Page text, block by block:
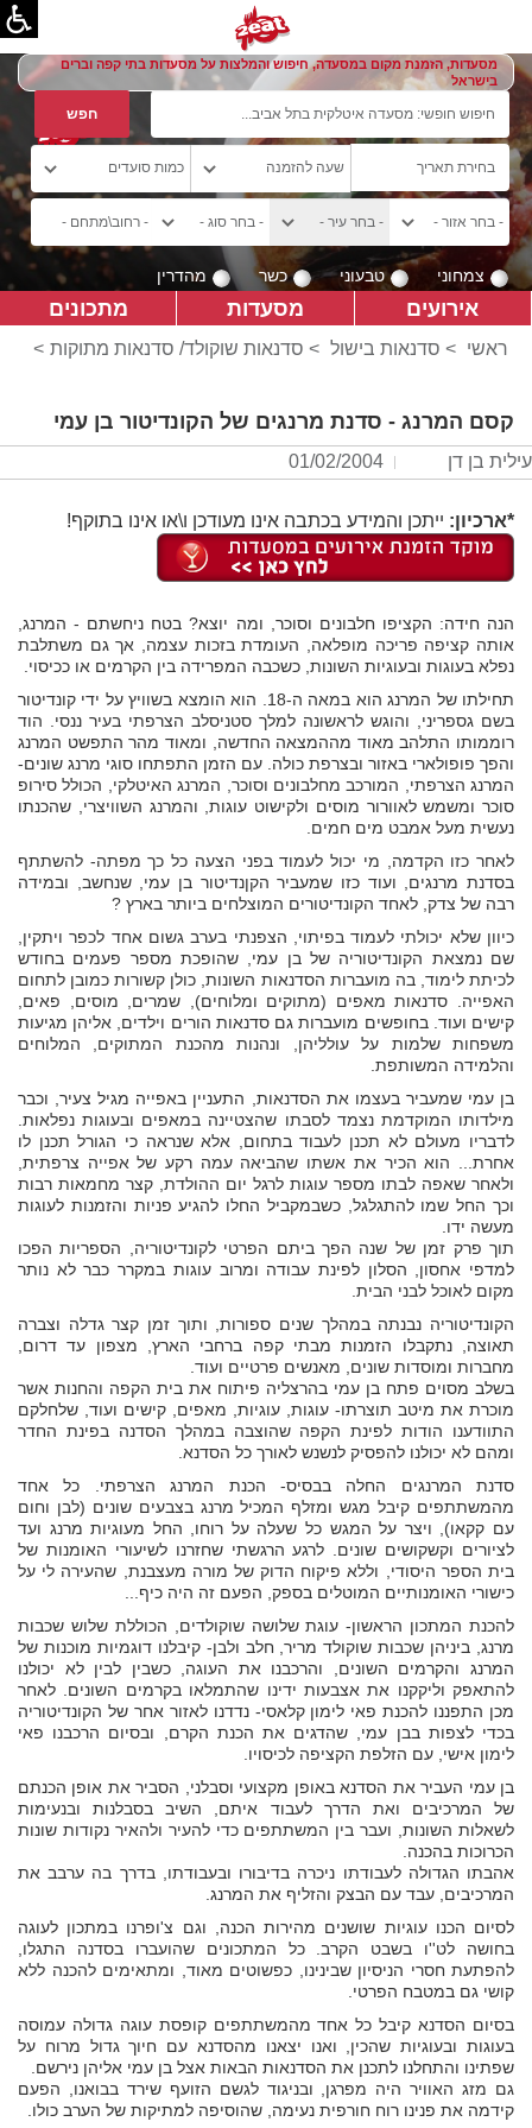
מסעדות, הזמנת מקום במסעדה, חיפוש והמלצות על מסעדות בתי קפה וברים
בישראל
צמחוני טבעוני כשר מהדרין
אירועים מסעדות מתכונים
ראשי > סדנאות בישול > סדנאות שוקולד/ סדנאות מתוקות >
קסם המרנג - סדנת מרנגים של הקונדיטור בן עמי
עילית בן דן 01/02/2004
*ארכיון: ייתכן והמידע בכתבה אינו מעודכן ו\או אינו בתוקף!
הנה חידה: הקציפו חלבונים וסוכר, ומה יוצא? בטח ניחשתם - המרנג,
אותה קציפה פריכה מופלאה, העומדת בזכות עצמה, אך גם משתלבת
נפלא בעוגות ובעוגיות השונות, כשכבה המפרידה בין הקרמים או ככיסוי.
תחילתו של המרנג הוא במאה ה-18. הוא הומצא בשוויץ על ידי קונדיטור
בשם גספריני, והוגש לראשונה למלך סטניסלב הצרפתי בעיר ננסי. הוד
רוממותו התלהב מאוד מההמצאה החדשה, ומאוד מהר התפשט המרנג
והפך פופולארי באזור ובצרפת כולה. עם הזמן התפתחו סוגי מרנג שונים-
המרנג הצרפתי, המורכב מחלבונים וסוכר, המרנג האיטלקי, הכולל סירופ
סוכר ומשמש לאוורור מוסים ולקישוט עוגות, והמרנג השוויצרי, שהכנתו
נעשית מעל אמבט מים חמים.
לאחר כזו הקדמה, מי יכול לעמוד בפני הצעה כל כך מפתה- להשתתף
בסדנת מרנגים, ועוד כזו שמעביר הקןנדיטור בן עמי, שנחשב, ובמידה
רבה של צדק, לאחד הקונדיטורים המוצלחים ביותר בארץ ?
כיוון שלא יכולתי לעמוד בפיתוי, הצפנתי בערב גשום אחד לכפר ויתקין,
שם נמצאת הקונדיטוריה של בן עמי, שהופכת מספר פעמים בחודש
לכיתת לימוד, בה מועברות הסדנאות השונות, כולן קשורות כמובן לתחום
האפייה. סדנאות מאפים (מתוקים ומלוחים), שמרים, מוסים, פאים,
קישים ועוד. בחופשים מועברות גם סדנאות הורים וילדים, אליהן מגיעות
משפחות שלמות על עולליהן, ונהנות מהכנת המתוקים, המלוחים
והלמידה המשותפת.
בן עמי שמעביר בעצמו את הסדנאות, התעניין באפייה מגיל צעיר, וכבר
מילדותו המוקדמת נצמד לסבתו שהצטיינה במאפים ובעוגות נפלאות.
לדבריו מעולם לא תכנן לעבוד בתחום, אלא שנראה כי הגורל תכנן לו
אחרת... הוא הכיר את אשתו שהביאה עמה רקע של אפייה צרפתית,
ולאחר שאפה לבתו מספר עוגות לרגל יום ההולדת, קצר מחמאות רבות
וכך החל שמו להתגלגל, כשבמקביל החלו להגיע פניות והזמנות לעוגות
מעשה ידו.
תוך פרק זמן של שנה הפך ביתם הפרטי לקונדיטוריה, הספריות הפכו
למדפי אחסון, הסלון לפינת עבודה ומרוב עוגות במקרר כבר לא נותר
מקום לאוכל לבני הבית.
הקונדיטוריה נבנתה במהלך שנים ספורות, ותוך זמן קצר גדלה וצברה
תאוצה, נתקבלו הזמנות מבתי קפה ברחבי הארץ, מצפון עד דרום,
מחברות ומוסדות שונים, מאנשים פרטיים ועוד.
בשלב מסוים פתח בן עמי בהרצליה פיתוח את בית הקפה והחנות אשר
מוכרת את מיטב תוצרתו- עוגות, עוגיות, מאפים, קישים ועוד, שלחלקם
התוודענו הודות לפינת הקפה שהוצבה במהלך הסדנה בפינת החדר
ומהם לא יכולנו להפסיק לנשנש לאורך כל הסדנא.
סדנת המרנגים החלה בבסיס- הכנת המרנג הצרפתי. כל אחד
מהמשתתפים קיבל מגש ומזלף המכיל מרנג בצבעים שונים (לבן וחום
עם קקאו), ויצר על המגש כל שעלה על רוחו, החל מעוגיות מרנג ועד
לציורים וקשקושים שונים. לרגע הרגשתי שחזרנו לשיעורי האומנות של
בית הספר היסודי, וללא פיקוח הדוק של מורה מעצבנת, שהעירה לי על
כישורי האומנותיים המוטלים בספק, הפעם זה היה כיף...
להכנת המתכון הראשון- עוגת שלושה שוקולדים, הכוללת שלוש שכבות
מרנג, ביניהן שכבות שוקולד מריר, חלב ולבן- קיבלנו דוגמיות מוכנות של
המרנג והקרמים השונים, והרכבנו את העוגה, כשבין לבין לא יכולנו
להתאפק וליקקנו את אצבעות ידינו שהתמלאו בקרמים השונים. לאחר
מכן התפננו להכנת פאי לימון קלאסי- נדדנו לאזור אחר של הקונדיטוריה
בכדי לצפות בבן עמי, שהדגים את הכנת הקרם, ובסיום הרכבנו פאי
לימון אישי, עם הזלפת הקציפה לכיסויו.
בן עמי העביר את הסדנא באופן מקצועי וסבלני, הסביר את אופן הכנתם
של המרכיבים ואת הדרך לעבוד איתם, השיב בסבלנות ובנעימות
לשאלות השונות, ועבר בין המשתתפים כדי להעיר ולהאיר נקודות שונות
הכרוכות בהכנה.
אהבתו הגדולה לעבודתו ניכרה בדיבורו ובעבודתו, בדרך בה ערבב את
המרכיבים, עבד עם הבצק והזליף את המרנג.
לסיום הכנו עוגיות שושנים מהירות הכנה, וגם צ'ופרנו במתכון לעוגה
בחושה לט''ו בשבט הקרב. כל המתכונים שהועברו בסדנה התגלו,
להפתעת חסרי הניסיון שבינינו, כפשוטים מאוד, ומתאימים להכנה ללא
קושי גם במטבח הפרטי.
בסיום הסדנא קיבל כל אחד מהמשתתפים קופסת עוגה גדולה עמוסה
בעוגות ובעוגיות שהכין, ואנו יצאנו מהסדנא עם חיוך גדול מרוח על
שפתינו והתחלנו לתכנן את הסדנאות הבאות אצל בן עמי אליהן נירשם.
גם מזג האוויר היה מפרגן, ובניגוד לגשם הזועף שירד בבואנו, הפעם
קידמה את פנינו רוח חורפית נעימה, שהוסיפה למתיקות של הערב כולו.